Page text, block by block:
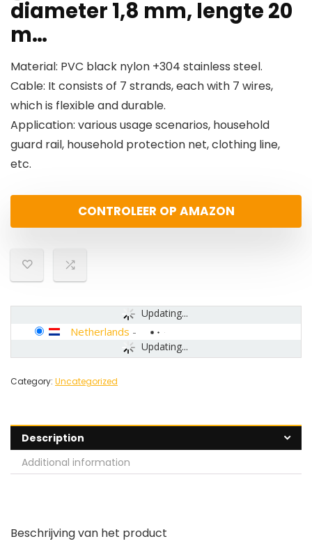
diameter 1,8 mm, lengte 20
m…
Material: PVC black nylon +304 stainless steel.
Cable: It consists of 7 strands, each with 7 wires,
which is flexible and durable.
Application: various usage scenarios, household
guard rail, household protection net, clothing line,
etc.
CONTROLEER OP AMAZON
Updating...
Updating...
Netherlands -
Category: Uncategorized
Description
Additional information
Beschrijving van het product